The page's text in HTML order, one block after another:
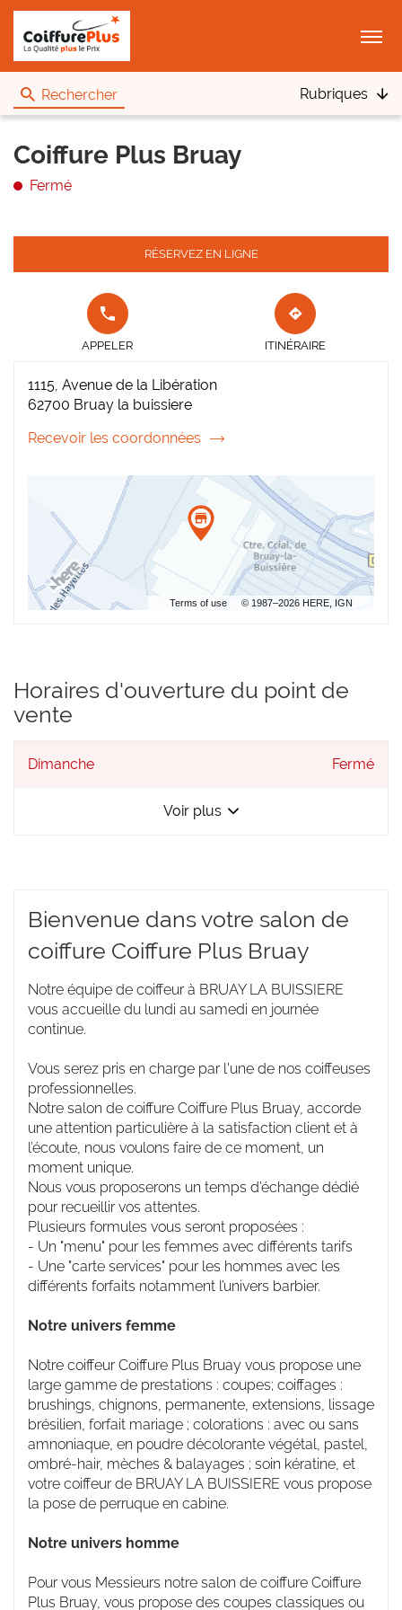
Menu
Rechercher Rubriques
Coiffure Plus Bruay
Fermé
RÉSERVEZ EN LIGNE
APPELER
LE POINT
DE VENTE
PLUS
BRUAY AU
APPELER ITINÉRAIRE
JUSQU'AU
POINT
DE
1115, Avenue de la Libération
62700 Bruay la buissiere
Recevoir les coordonnées
du
Coiffure
Bruay
Terms of use © 1987–2026 HERE, IGN
Horaires d'ouverture du point de
vente
Horaires
Dimanche Fermé
Voir plus
et
de
Coiffure
Bruay
Bienvenue dans votre salon de
coiffure Coiffure Plus Bruay
Notre équipe de coiffeur à BRUAY LA BUISSIERE
vous accueille du lundi au samedi en journée
continue.
Vous serez pris en charge par l'une de nos coiffeuses
professionnelles.
Notre salon de coiffure Coiffure Plus Bruay, accorde
une attention particulière à la satisfaction client et à
l’écoute, nous voulons faire de ce moment, un
moment unique.
Nous vous proposerons un temps d’échange dédié
pour recueillir vos attentes.
Plusieurs formules vous seront proposées :
- Un "menu" pour les femmes avec différents tarifs
- Une "carte services" pour les hommes avec les
différents forfaits notamment l’univers barbier.
Notre univers femme
Notre coiffeur Coiffure Plus Bruay vous propose une
large gamme de prestations : coupes; coiffages :
brushings, chignons, permanente, extensions, lissage
brésilien, forfait mariage ; colorations : avec ou sans
amnoniaque, en poudre décolorante végétal, pastel,
ombré-hair, mèches & balayages ; soin kératine, et
votre coiffeur de BRUAY LA BUISSIERE vous propose
la pose de perruque en cabine.
Notre univers homme
Pour vous Messieurs notre salon de coiffure Coiffure
Plus Bruay, vous propose des coupes classiques ou